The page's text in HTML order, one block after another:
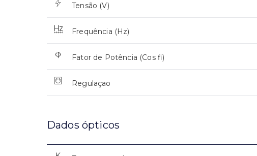
Tensão (V)
Frequência (Hz)
Fator de Potência (Cos fi)
Regulaçao
Dados ópticos